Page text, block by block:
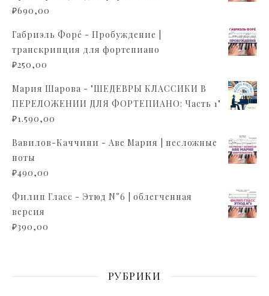
₽690,00
Габриэль Форé - Пробуждение |
транскрипция для фортепиано
₽250,00
Мария Шарова - "ШЕДЕВРЫ КЛАССИКИ В
ПЕРЕЛОЖЕНИИ ДЛЯ ФОРТЕПИАНО: Часть 1"
₽1.590,00
Вавилов-Каччини - Аве Мария | несложные
ноты
₽490,00
Филип Гласс - Этюд N°6 | облегченная
версия
₽390,00
РУБРИКИ